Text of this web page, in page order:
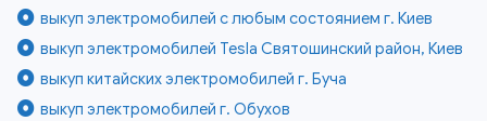
выкуп электромобилей с любым состоянием г. Киев
выкуп электромобилей Tesla Святошинский район, Киев
выкуп китайских электромобилей г. Буча
выкуп электромобилей г. Обухов